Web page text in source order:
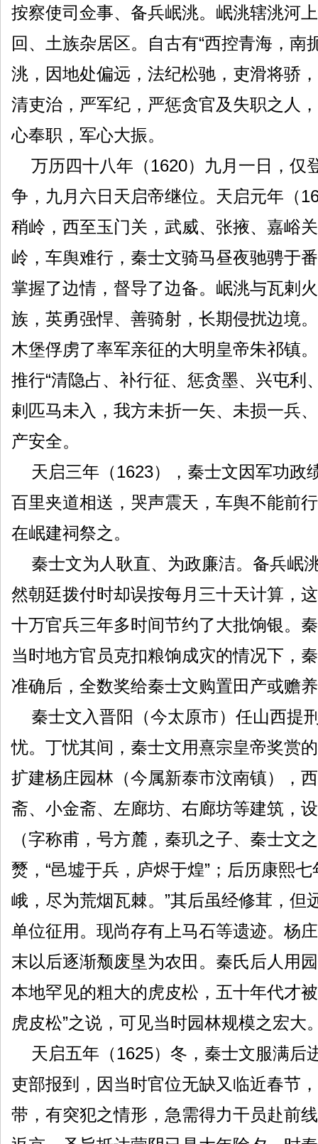
按察使司佥事、备兵岷洮。岷洮辖洮河
回、土族杂居区。自古有“西控青海，
洮，因地处偏远，法纪松驰，吏滑将骄
清吏治，严军纪，严惩贪官及失职之人
心奉职，军心大振。
万历四十八年（1620）九月一日，仅
争，九月六日天启帝继位。天启元年（
稍岭，西至玉门关，武威、张掖、嘉峪
岭，车舆难行，秦士文骑马昼夜驰骋于
掌握了边情，督导了边备。岷洮与瓦剌
族，英勇强悍、善骑射，长期侵扰边境
木堡俘虏了率军亲征的大明皇帝朱祁镇
推行“清隐占、补行征、惩贪墨、兴屯利
剌匹马未入，我方未折一矢、未损一兵
产安全。
天启三年（1623），秦士文因军功政
百里夹道相送，哭声震天，车舆不能前
在岷建祠祭之。
秦士文为人耿直、为政廉洁。备兵岷
然朝廷拨付时却误按每月三十天计算，
十万官兵三年多时间节约了大批饷银。
当时地方官员克扣粮饷成灾的情况下，
准确后，全数奖给秦士文购置田产或赡
秦士文入晋阳（今太原市）任山西提
忧。丁忧其间，秦士文用熹宗皇帝奖赏
扩建杨庄园林（今属新泰市汶南镇），
斋、小金斋、左廊坊、右廊坊等建筑，
（字称甫，号方麓，秦玑之子、秦士文
燹，“邑墟于兵，庐烬于煌”；后历康熙
峨，尽为荒烟瓦棘。”其后虽经修茸，
单位征用。现尚存有上马石等遗迹。杨
末以后逐渐颓废垦为农田。秦氏后人用
本地罕见的粗大的虎皮松，五十年代才
虎皮松”之说，可见当时园林规模之宏大
天启五年（1625）冬，秦士文服满后
吏部报到，因当时官位无缺又临近春节
带，有突犯之情形，急需得力干员赴前